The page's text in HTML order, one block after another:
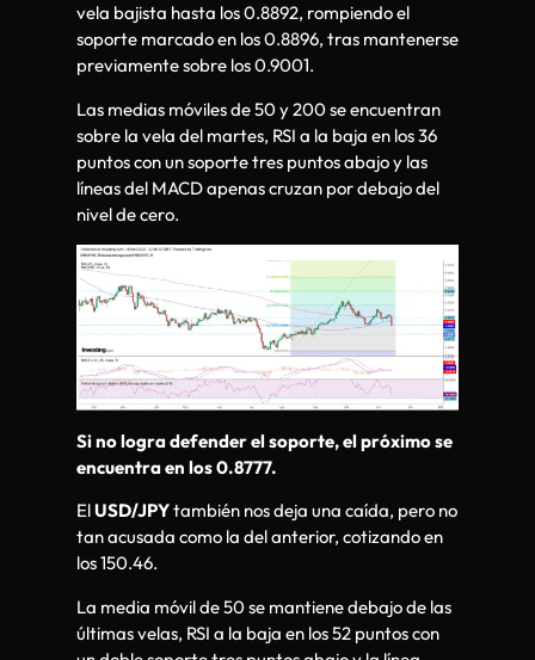
vela bajista hasta los 0.8892, rompiendo el
soporte marcado en los 0.8896, tras mantenerse
previamente sobre los 0.9001.
Las medias móviles de 50 y 200 se encuentran
sobre la vela del martes, RSI a la baja en los 36
puntos con un soporte tres puntos abajo y las
líneas del MACD apenas cruzan por debajo del
nivel de cero.
Si no logra defender el soporte, el próximo se
encuentra en los 0.8777.
ElUSD/JPYtambién nos deja una caída, pero no
tan acusada como la del anterior, cotizando en
los 150.46.
La media móvil de 50 se mantiene debajo de las
últimas velas, RSI a la baja en los 52 puntos con